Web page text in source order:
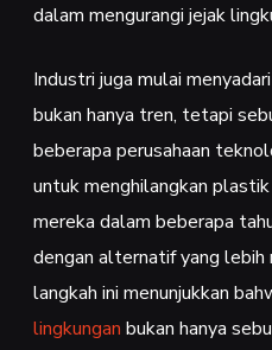
dalam mengurangi jejak
Industri juga mulai
bukan hanya tren, tetapi
beberapa perusahaan
untuk menghilangkan
mereka dalam beberapa
dengan alternatif yang lebih
langkah ini menunjukkan
lingkungan bukan hanya